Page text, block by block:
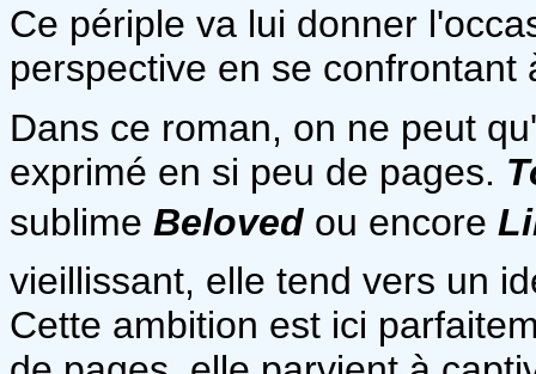
Ce périple va lui donner
perspective en se confrontant
Dans ce roman, on ne peut
exprimé en si peu de pages.
sublime Beloved ou encore
vieillissant, elle tend vers un
Cette ambition est ici